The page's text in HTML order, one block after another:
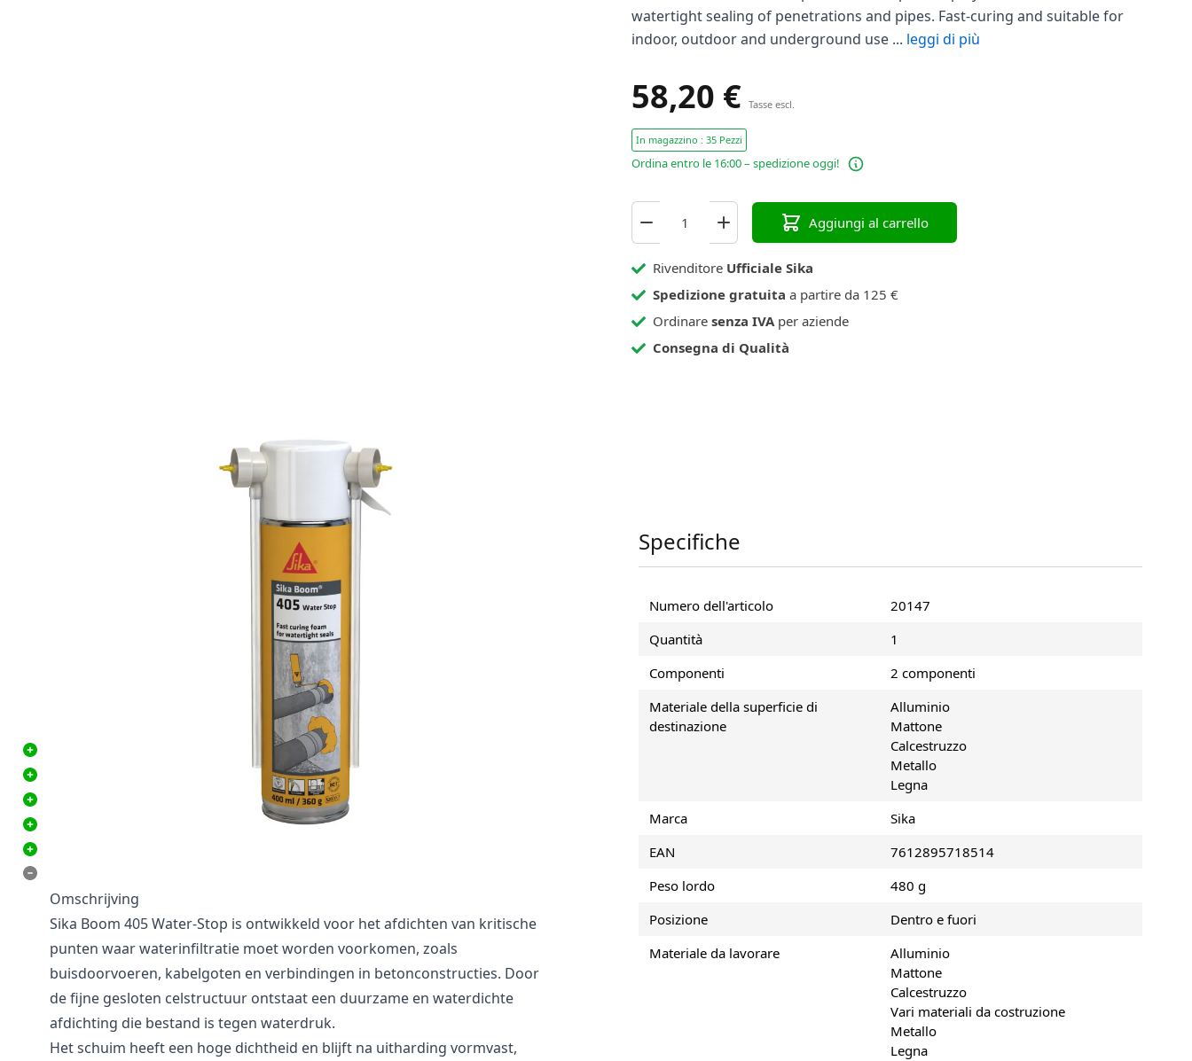
watertight sealing of penetrations and pipes. Fast-curing and suitable for
indoor, outdoor and underground use ... leggi di più
58,20 € Tasse escl.
In magazzino : 35 Pezzi
Ordina entro le 16:00 – spedizione oggi!
Aggiungi al carrello
Rivenditore Ufficiale Sika
Spedizione gratuita a partire da 125 €
Ordinare senza IVA per aziende
Consegna di Qualità
Sika Boom 405 Water-Stop is een 2-componenten polyurethaanschuim
voor het waterdicht afdichten van doorvoeren, leidingen en aansluitingen
in bouwconstructies. Dit zelfexpanderende afdichtingsschuim hardt snel
uit zonder afhankelijk te zijn van luchtvochtigheid en vormt een dichte,
Waterdichte afdichting bij doorvoeren en aansluitingen
Snel uithardend zonder afhankelijkheid van luchtvochtigheid
Zelfexpanderend voor optimale vulling van holtes
Goede hechting op diverse bouwmaterialen
Omschrijving
Sika Boom 405 Water-Stop is ontwikkeld voor het afdichten van kritische
punten waar waterinfiltratie moet worden voorkomen, zoals
buisdoorvoeren, kabelgoten en verbindingen in betonconstructies. Door
de fijne gesloten celstructuur ontstaat een duurzame en waterdichte
afdichting die bestand is tegen waterdruk.
Het schuim heeft een hoge dichtheid en blijft na uitharding vormvast,
Specifiche
Numero dell'articolo
20147
Quantità
1
Componenti
2 componenti
Materiale della superficie di
destinazione
Alluminio
Mattone
Calcestruzzo
Metallo
Legna
Marca
Sika
EAN
7612895718514
Peso lordo
480 g
Posizione
Dentro e fuori
Materiale da lavorare
Alluminio
Mattone
Calcestruzzo
Vari materiali da costruzione
Metallo
Legna